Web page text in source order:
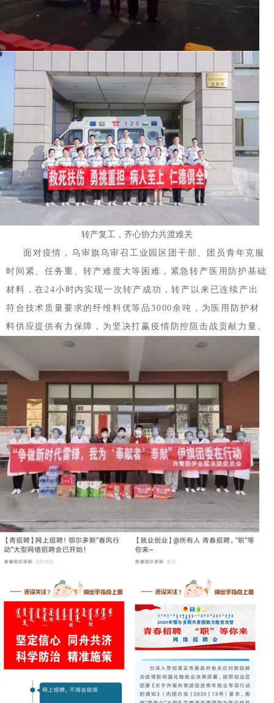
转产复工，齐心协力共渡难关
面对疫情，乌审旗乌审召工业园区团干部、团员青年克服
时间紧、任务重、转产难度大等困难，紧急转产医用防护基础
材料，在24小时内实现一次转产成功，转产以来已连续产出
符合技术质量要求的纤维料优等品3000余吨，为医用防护材
料供应提供有力保障，为坚决打赢疫情防控阻击战贡献力量。